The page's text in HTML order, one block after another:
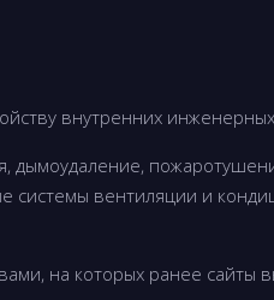
внутренних
дымоудаление,
системы вентиляции и
на которых ранее сайты